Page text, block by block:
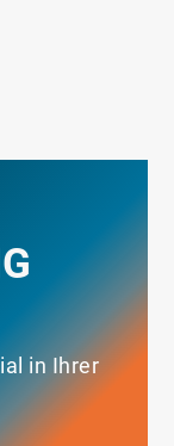
in Ihrer